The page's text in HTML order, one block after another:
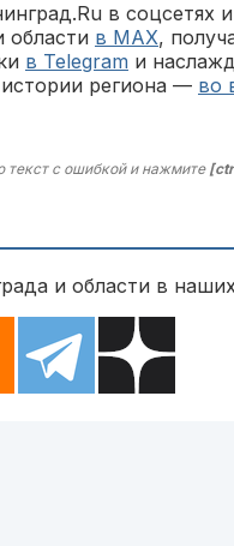
в соцсетях
области в MAX,
в Telegram и
региона — во
с ошибкой и нажмите
и области в